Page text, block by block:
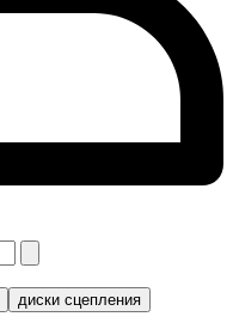
диски сцепления